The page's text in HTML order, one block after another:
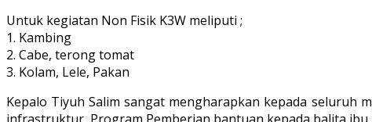
Untuk kegiatan Non Fisik K3W meliputi ;
1. Kambing
2. Cabe, terong tomat
3. Kolam, Lele, Pakan
Kepalo Tiyuh Salim sangat mengharapkan kepada seluruh